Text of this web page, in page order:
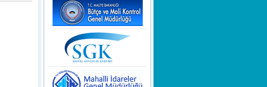
MEMURLARIN ÜCRETSİZ
İZİN HAKLARI
KAMUOYUNA
DUYURULUR!
Teknoloji ile Şekillenen Yeni
Nesil